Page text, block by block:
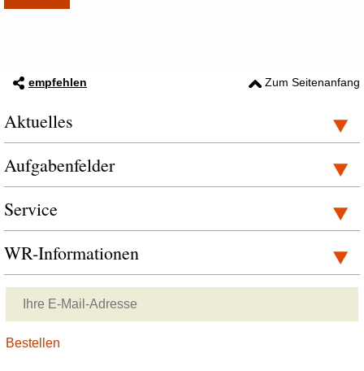
empfehlen Zum Seitenanfang
Aktuelles
Aufgabenfelder
Service
WR-Informationen